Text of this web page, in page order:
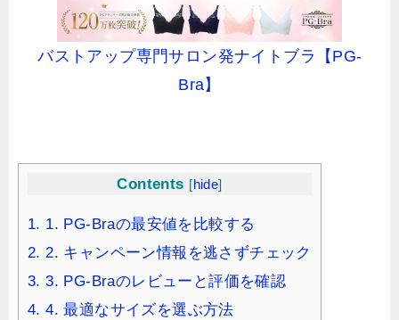
バストアップ専門サロン発ナイトブラ【PG-
Bra】
Contents [hide]
1. 1. PG-Braの最安値を比較する
2. 2. キャンペーン情報を逃さずチェック
3. 3. PG-Braのレビューと評価を確認
4. 4. 最適なサイズを選ぶ方法